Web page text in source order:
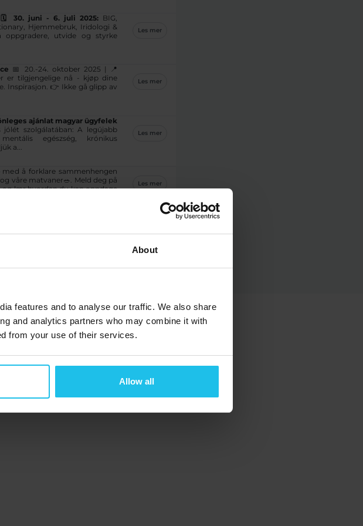
About
features and to analyse our traffic. We also share
and analytics partners who may combine it with
from your use of their services.
Allow all
🗓 30. juni - 6. juli 2025: BIG,
Hjemmebruk, Iridologi &
utvide og styrke
Les mer
📅 20.-24. oktober 2025 | 📍
er tilgjengelige nå - kjøp dine
Inspirasjon. 👉 Ikke gå glipp av
Les mer
ajánlat magyar ügyfelek
jólét szolgálatában: A legújabb
egészség, krónikus
a...
Les mer
å forklare sammenhengen
våre matvaner🥗. Meld deg på
og lær hvordan du kan oppdage
Les mer
Les mer